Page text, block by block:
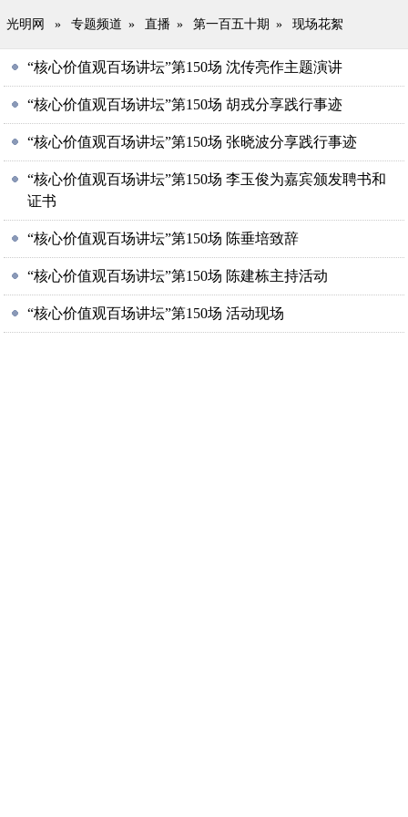
光明网 » 专题频道 » 直播 » 第一百五十期 » 现场花絮
“核心价值观百场讲坛”第150场 沈传亮作主题演讲
“核心价值观百场讲坛”第150场 胡戎分享践行事迹
“核心价值观百场讲坛”第150场 张晓波分享践行事迹
“核心价值观百场讲坛”第150场 李玉俊为嘉宾颁发聘书和
证书
“核心价值观百场讲坛”第150场 陈垂培致辞
“核心价值观百场讲坛”第150场 陈建栋主持活动
“核心价值观百场讲坛”第150场 活动现场